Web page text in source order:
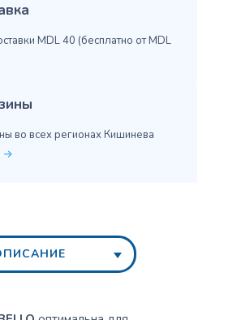
MDL 40 (бесплатно от MDL
во всех регионах Кишинева